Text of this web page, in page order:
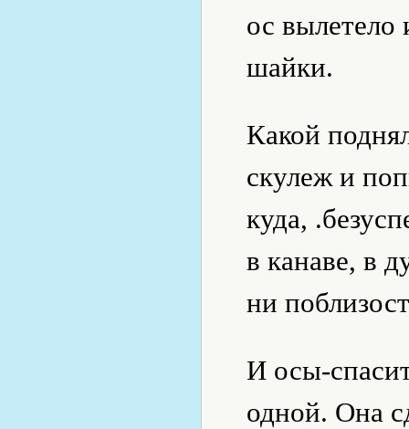
ос вылетело
шайки.
Какой
скулеж и
куда,
в канаве, в
ни
И осы-
одной. Она